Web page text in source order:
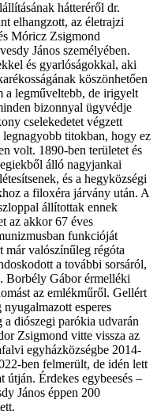
hátteréről dr.
elhangzott, az életrajzi
Móricz Zsigmond
János személyében.
és gyarlóságokkal, aki
köszönhetően
a legműveltebb, de irigyelt
bizonnyal ügyvédje
cselekedetet végzett
legnagyobb titokban, hogy ez
volt. 1890-ben területet és
álló nagyjankai
és a hegyközségi
a filoxéra járvány után. A
állítottak ennek
az akkor 67 éves
funkcióját
már valószínűleg régóta
a további sorsáról,
Borbély Gábor érmelléki
az emlékműről. Gellért
esperes
a diószegi parókia udvarán
Zsigmond vitte vissza az
egyházközségbe 2014-
ben felmerült, de idén lett
útján. Érdekes egybeesés –
János éppen 200